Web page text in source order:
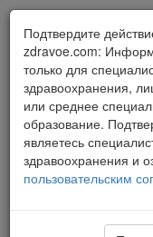
Подтвердите
zdravoe.com:
только для
здравоохранения,
или среднее
образование.
являетесь
здравоохранения и
пользовательским